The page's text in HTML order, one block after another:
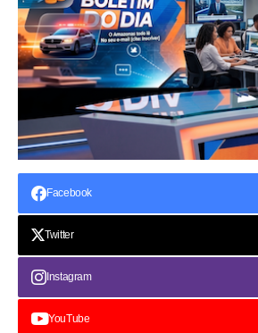
Facebook
Twitter
Instagram
YouTube